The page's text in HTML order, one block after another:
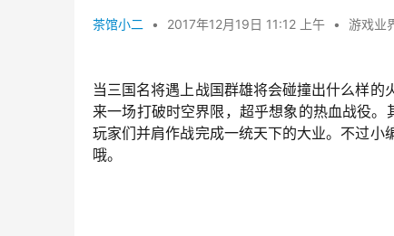
茶馆小二 • 2017年12月19日 11:12 上午 • 游戏业
当三国名将遇上战国群雄将会碰撞出什么样
来一场打破时空界限，超乎想象的热血战役
玩家们并肩作战完成一统天下的大业。不过
哦。